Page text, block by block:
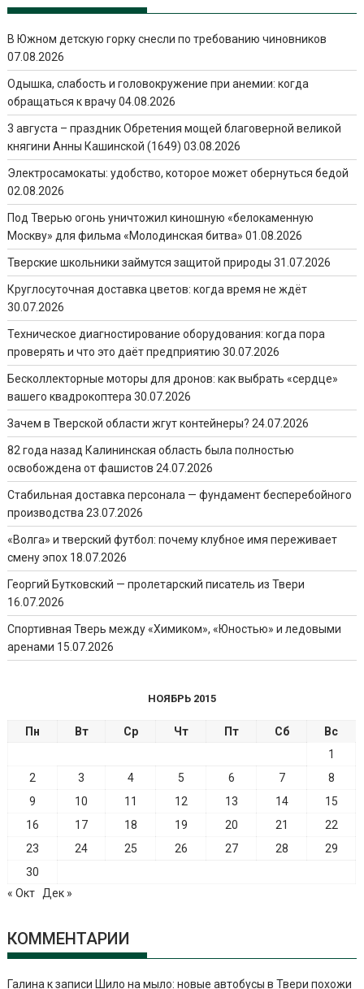
В Южном детскую горку снесли по требованию чиновников
07.08.2026
Одышка, слабость и головокружение при анемии: когда
обращаться к врачу 04.08.2026
3 августа – праздник Обретения мощей благоверной великой
княгини Анны Кашинской (1649) 03.08.2026
Электросамокаты: удобство, которое может обернуться бедой
02.08.2026
Под Тверью огонь уничтожил киношную «белокаменную
Москву» для фильма «Молодинская битва» 01.08.2026
Тверские школьники займутся защитой природы 31.07.2026
Круглосуточная доставка цветов: когда время не ждёт
30.07.2026
Техническое диагностирование оборудования: когда пора
проверять и что это даёт предприятию 30.07.2026
Бесколлекторные моторы для дронов: как выбрать «сердце»
вашего квадрокоптера 30.07.2026
Зачем в Тверской области жгут контейнеры? 24.07.2026
82 года назад Калининская область была полностью
освобождена от фашистов 24.07.2026
Стабильная доставка персонала — фундамент бесперебойного
производства 23.07.2026
«Волга» и тверский футбол: почему клубное имя переживает
смену эпох 18.07.2026
Георгий Бутковский — пролетарский писатель из Твери
16.07.2026
Спортивная Тверь между «Химиком», «Юностью» и ледовыми
аренами 15.07.2026
НОЯБРЬ 2015
Пн Вт Ср Чт Пт Сб
Вс
1
2
3 4 5 6 7
8
9
10 11 12 13 14
15
16
17 18 19 20 21
22
23
24 25 26 27 28
29
30
« Окт
Дек »
КОММЕНТАРИИ
Галина к записи Шило на мыло: новые автобусы в Твери похожи